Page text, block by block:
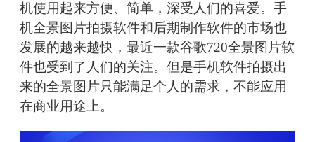
机使用起来方便、简单，深受人们的喜爱。手
机全景图片拍摄软件和后期制作软件的市场也
发展的越来越快，最近一款谷歌720全景图片软
件也受到了人们的关注。但是手机软件拍摄出
来的全景图片只能满足个人的需求，不能应用
在商业用途上。